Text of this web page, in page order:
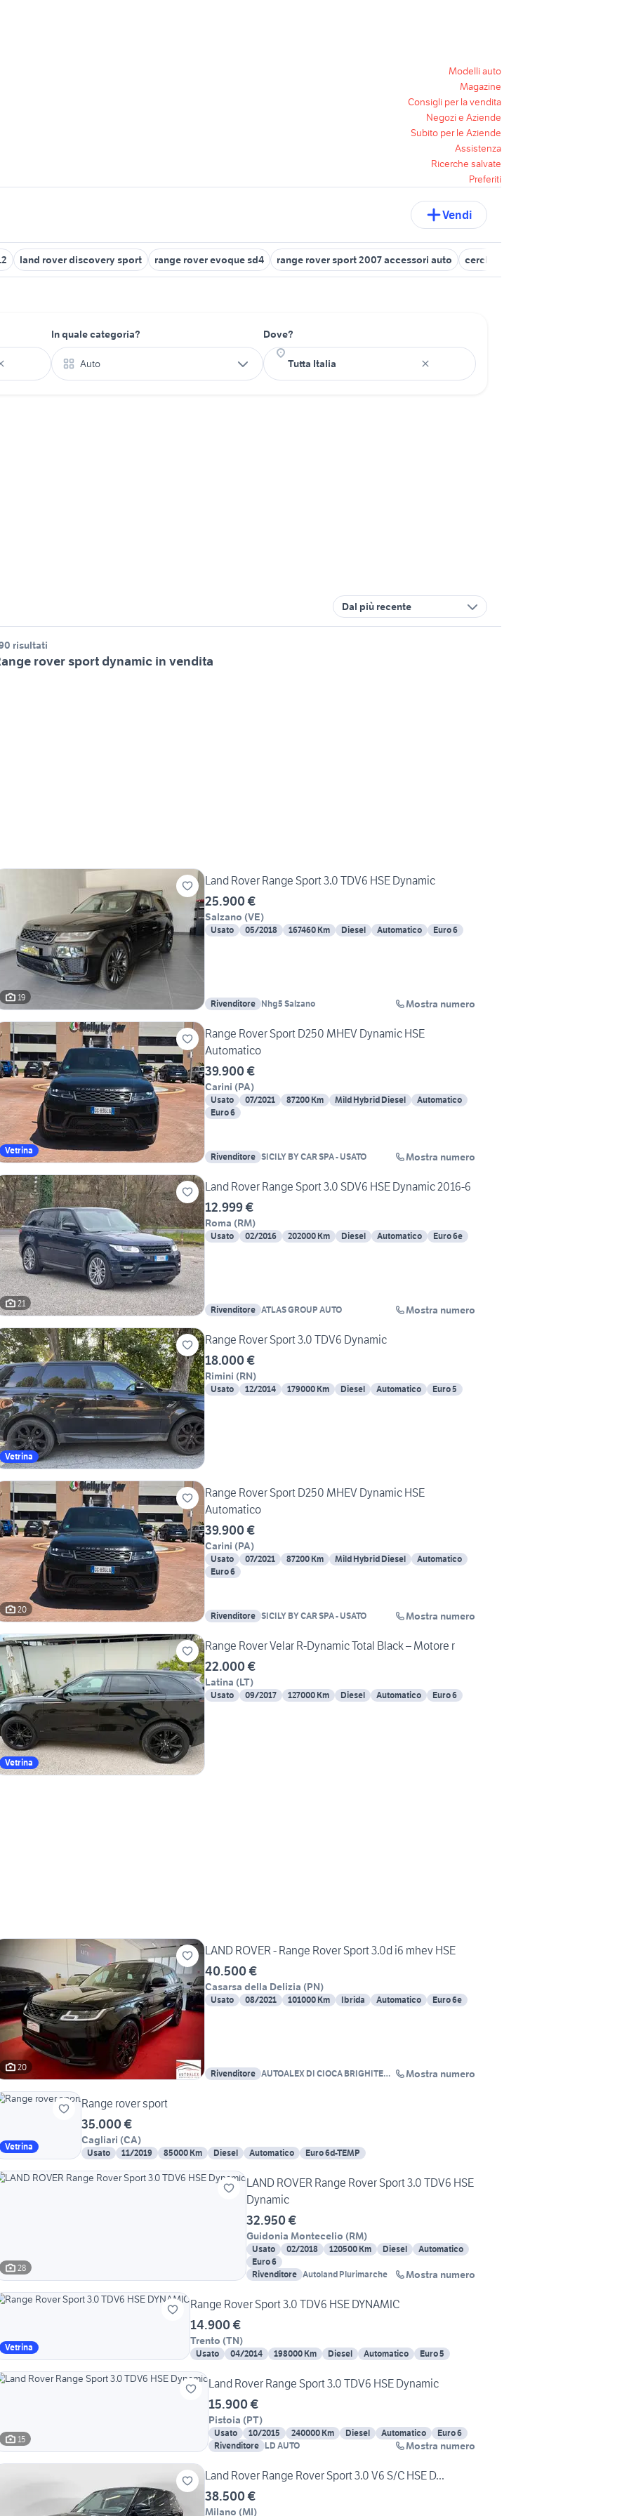
Modelli auto
Magazine
Consigli per la vendita
Negozi e Aziende
Subito per le Aziende
Assistenza
Ricerche salvate
Preferiti
Vendi
land rover discovery sport range rover evoque sd4 range rover sport 2007 accessori auto cerchio range rover 20
In quale categoria?
Auto
Dove?
Dal più recente
risultati
rover sport dynamic in vendita
19
Land Rover Range Sport 3.0 TDV6 HSE Dynamic
25.900 €
Salzano (VE)
Usato 05/2018 167460 Km Diesel Automatico Euro 6
Rivenditore Nhg5 Salzano Mostra numero
Vetrina
Range Rover Sport D250 MHEV Dynamic HSE
Automatico
39.900 €
Carini (PA)
Usato 07/2021 87200 Km Mild Hybrid Diesel
Automatico
Euro 6
Rivenditore SICILY BY CAR SPA - USATO Mostra numero
21
Land Rover Range Sport 3.0 SDV6 HSE Dynamic 2016-6
12.999 €
Roma (RM)
Usato 02/2016 202000 Km Diesel Automatico Euro 6e
Rivenditore ATLAS GROUP AUTO Mostra numero
Vetrina
Range Rover Sport 3.0 TDV6 Dynamic
18.000 €
Rimini (RN)
Usato 12/2014 179000 Km Diesel Automatico Euro 5
20
Range Rover Sport D250 MHEV Dynamic HSE
Automatico
39.900 €
Carini (PA)
Usato 07/2021 87200 Km Mild Hybrid Diesel
Automatico
Euro 6
Rivenditore SICILY BY CAR SPA - USATO Mostra numero
Vetrina
Range Rover Velar R-Dynamic Total Black – Motore r
22.000 €
Latina (LT)
Usato 09/2017 127000 Km Diesel Automatico Euro 6
20
LAND ROVER - Range Rover Sport 3.0d i6 mhev HSE
40.500 €
Casarsa della Delizia (PN)
Usato 08/2021 101000 Km Ibrida Automatico Euro 6e
Rivenditore AUTOALEX DI CIOCA BRIGHITE
Mostra numero
Vetrina
Range rover sport
35.000 €
Cagliari (CA)
Usato 11/2019 85000 Km Diesel Automatico Euro 6d-TEMP
28
LAND ROVER Range Rover Sport 3.0 TDV6 HSE
Dynamic
32.950 €
Guidonia Montecelio (RM)
Usato 02/2018 120500 Km Diesel
Automatico
Euro 6
Rivenditore Autoland Plurimarche Mostra numero
Vetrina
Range Rover Sport 3.0 TDV6 HSE DYNAMIC
14.900 €
Trento (TN)
Usato 04/2014 198000 Km Diesel Automatico Euro 5
15
Land Rover Range Sport 3.0 TDV6 HSE Dynamic
15.900 €
Pistoia (PT)
Usato 10/2015 240000 Km Diesel Automatico
Euro 6
Rivenditore LD AUTO Mostra numero
Land Rover Range Rover Sport 3.0 V6 S/C HSE D...
38.500 €
Milano (MI)